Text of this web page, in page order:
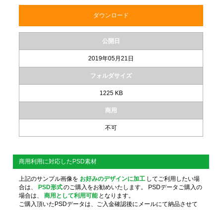
ダウンロード
公開日
2019年05月21日
フォルダサイズ
1225 KB
商用
不可
商用利用に対応したPSD素材
上記のサンプル画像を お好みのデザインに加工 してご利用したい場
合は、
PSD形式のご購入をお勧めいたします。 PSDデータご購入の
場合は、
商用として利用可能 となります。
ご購入頂いたPSDデータは、ご入金確認後にメールにて納品させて